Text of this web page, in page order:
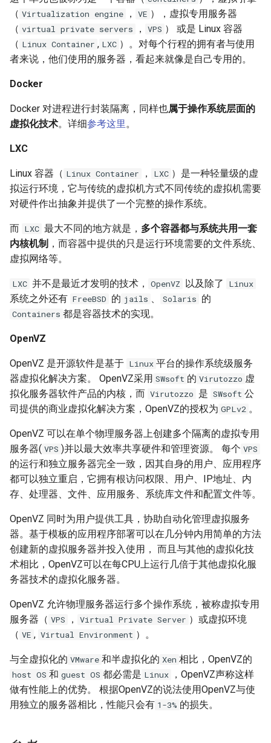
使用 DeepSeek-R1 模型写代
码
本地部署 DeepSeek-R1 模型
Ansible template 模块
Ansible 文件&拷贝模块
Ansible 批量更新 Ubuntu 内核
Docker
如何使用 NPM 安装 VUE 框
架?
Nodejs 包管理器 NPM
jar 命令
sed 命令
测试 php7
diff 与 patch 命令
址
CentOS 7 安装 mongodb
使用 Pecl 安装 mongo驱动
CentOS 7 部署 Tomcat9
Linux系统fstab文件
Samba 配置共享
hostnamectl 命令
parted 命令
CentOS 7 开机运行脚本
CentOS 7 命令自动补齐
Kubernetes 集群-维护节点
Kubernetes 集群-添加节点
Kubernetes 集群-删除节点
Kubernetes 实战-暴露应用
Kubernetes 实战-资源限制
Kubernetes 实战-网络策略
Kubernetes 实战-机密数据
Kubernetes 实战-PV与PVC
Kubernetes 之搭建NFS服务
器
Kubernetes 好伙伴 Rancher
2.x
用
使用 Kubeadm 快速部署K8S
环境
如何迁移 Redmine 到
Docker？
如何使用 Docker-Compose
部署 Django 项目？
如何使用 Docker-Compose
部署 FTP 服务？
如何使用 Docker-Compose
编排 Nodejs 项目？
Flask框架中使用Redis(一)
使用 Python 计算中位数
Mkdocs 谷歌字体加载失败
型？
序？
如何使用 Python 完成 HTML
转 PDF任务？
如何将 Django数据库 从
Sqlite3 迁移到 Mysql？
象的属性？
如何在 Markdown 中使用
如何在 Django 中对上传的图
片重命名？
如何为 Django 应用创建缩略
如何为 Markdown 中的图片设
置 CSS样式？
Markdown富文本编辑器
如何在 Django admin 后台上
传图片文件？
如何获得 Python 的关键字？
Python 简单爬虫示例
同步与异步
TCP 状态统计脚本
awk 示例
tools
Windows Server 2012R2 配置
Hyper-V
XenServer PV模式导致程序
XenServer 虚拟机无法识别全
XenServer 虚拟机无法安装系
统
XenServer 7.0
XenServer 设置虚拟机网络带
宽
XenServer 设置虚拟机开机启
动
Windows Hyper-V 虚拟机未
知设备VMBUS
XenServer 无存储迁移
CloudStack 方向比努力更重
要
IDC应用虚拟化技术计划
13.2
XenServer tapdisk
experienced an error
Windows Server 2008R2 配置
Hyper-V
NFS存储超时导致XenServer
重启
使用
HTTP_X_FORWARDED_FOR
获取客户端IP地址
阿里云SLB HTTP to HTTPS
Nginx 自定义日志
Nginx echo 模块
Nginx if与set指令
Nginx 配置泛域名
响
Nginx 拒绝IP访问
Nginx 列出目录中文件
Nginx HA(Keepalived)
Nginx alias指令
Nginx 持续连接超时时间
Nginx Http基本身份认证
Nginx 设置404页面
Nginx 配置防盗链功能
Nginx 添加模块
Nginx 反向代理与负载均衡
Nginx 配置 SSL
Nginx location指令
Nginx rewrite指令
Nginx gzip 压缩
化系统库
Mysql 存储过程
Postgresql 授权只读用户
命令免密码导出数据
Postgresql 客户端 psql
Mysql容器设置字符集
Mysql容器设置sql_mode模
式
常用 mongo 命令
binary log
Mysql min与max函数
使用xtrabackup恢复rds备份
SQLSTATE 2002 No such file
or directory
Mysql status状态信息
Mysql truncate 清空表数据
Mysql explain 分析慢查询
have equal MySQL server
使用 Shell 批量更改 Mysql表
名
使用 phpMyAdmin 查询
Mysql
页
Ubuntu 安装 virtualbox 5.1
Ubuntu 音频编辑软件 audacity
Ubuntu 安装 xmind
Ubuntu 密码管理软件
keepassx
Remmina 共享文件夹
Ubuntu Grub2没有Windows引
导菜单
Ubuntu 下载工具 uget
Ubuntu 提示boot分区空间不
足
Ubuntu 移除cnnic证书
Ubuntu 光盘制作成ISO文件
连接远程桌面无法复制粘贴
使用SSH隧道访问Gmail
Ubuntu 安装 pip3
Ubuntu 14.04 使用移动4G网络
Ubuntu 14.04 固态磁盘配置
Trim
Remmina 连接VNC远程桌面
如何退出 telnet 会话？
Ubuntu 14.04 安装字体
Ubuntu 使用VMware Player
overflow
使用RIP协议实现桌面到容器
网络通信
NAT网关支持pptp穿透
Cisco 交换机网络设计方案示
例
Cisco 3560X 升级 License
Cisco Command rejected not
allowed on this interface
使用 wireshark 对比 https 与
http 协议
式
iperf 测试网络带宽
VRRP协议与防火墙
Packets Per Second (PPS)
二进制千比特每秒 - Kibps
iptables
防火墙导致 SNMP 故障示例
Cisco 交换机常用命令
Cisco 局域网络设计示例
tcpdump 抓包工具
Jenkins 配置 Gogs webhook
插件
使用 jenkins 与 docker 完成
java 项目持续集成
Maven 入门
部署 Maven
Harbor 仓库自动复制镜像
Harbor Send email failed:501
用Harbor实现容器镜像仓库的
管理和运维
志
Zabbix 监控 Redis 与
Memcache
Zabbix 主机克隆
Zabbix 正则表达式
Zabbix 配置macro变量
Zabbix 监控 Haproxy
Haproxy 状态统计脚本
Haproxy 配置统计 Socket
Haproxy 使用Socat获得统计
数据
Mysql 主从状态监控脚本
Zabbix 监控Mysql主从状态
Zabbix Too Many Processes
使用 CentOS 部署 zabbix监控
Zabbix 设置Agent脚本超时时
间
Zabbix 监控磁盘IO
zabbix_get 采集数据空值
Zabbix Appliance
Zabbix Agent
Git reset 版本回退
Git 钩子
php_codesniffer
Git 版本升级
Git 配置代理
使用git完成程序上线流程
git-shell 禁止git用户登陆系统
MooseFS 2.x 错误信息
MooseFS 2.x 分布式文件系统
部署手册
MegaSAS RAID卡管理程序
固态磁盘检测工具
CentOS Ignoring disk sda
Sysbench IO基准测试
简单RAID磁盘阵列测试
hdparm
AS SSD Benchmark
PCIe SSD磁盘
Linux 配置iSCSI服务器
Windows print 相关命令
Windows Server 2012R2 显示
网络图标
Windows 查看文件的隐藏属
Windows arp 命令
Windows Thin PC
Windows slmgr.vbs 命令
Windows 添加静态路由
Windows 2003 配置ASP环境
使用 Recuva 恢复误删除文件
Windows NAT路由和远程访问
Windows 设置帐户锁定策略
禁止暴力破解
Windows Server 关闭的数据
执行保护(DEP)
Windows Server 2003 配置用
户单会话
Windows diskpart 命令
Windows 动态卷
MySQL安全漏洞 CCVE-2016-
6662
没有VPC的阿里金融云安全
吗？
x-xss x-frame-options strict-
transport-security 保护
动态CDN保护网站与网站加速
Chrome 浏览器 Cookies 插件
Docker漏洞获取宿主机 root权
限
Docker 远程执行命令漏洞
XSS跨站攻击示例
ImageMagick 注入漏洞 CVE-
Markdown 基本语法
如何估算网站RPS峰值？
BIOS
阿里云故障服务不敢恭维
使用CDN为网站加速
HP_DL_160 内存条安装顺序
Postfix Open Relay
Intel XEON L/E/X/W 系列区
测试 iDRAC6(7) 远程控制卡
（ Virtualization engine ， VE ），虚拟专用服务器
（ virtual private servers ， VPS ） 或是 Linux 容器
（ Linux Container , LXC ）。对每个行程的拥有者与使用
者来说，他们使用的服务器，看起来就像是自己专用的。
Docker
Docker 对进程进行封装隔离，同样也属于操作系统层面的
虚拟化技术。详细参考这里。
LXC
Linux 容器（ Linux Container ， LXC ）是一种轻量级的虚
拟运行环境，它与传统的虚拟机方式不同传统的虚拟机需要
对硬件作出抽象并提供了一个完整的操作系统。
而 LXC 最大不同的地方就是， 多个容器都与系统共用一套
内核机制 ，而容器中提供的只是运行环境需要的文件系统、
虚拟网络等。
LXC 并不是最近才发明的技术， OpenVZ 以及除了 Linux
系统之外还有 FreeBSD 的 jails 、 Solaris 的
Containers 都是容器技术的实现。
OpenVZ
OpenVZ 是开源软件是基于 Linux 平台的操作系统级服务
器虚拟化解决方案。 OpenVZ采用 SWsoft 的 Virutozzo 虚
拟化服务器软件产品的内核，而 Virutozzo 是 SWsoft 公
司提供的商业虚拟化解决方案，OpenVZ的授权为 GPLv2 。
OpenVZ 可以在单个物理服务器上创建多个隔离的虚拟专用
服务器( VPS )并以最大效率共享硬件和管理资源。 每个 VPS
的运行和独立服务器完全一致，因其自身的用户、应用程序
都可以独立重启，它拥有根访问权限、用户、IP地址、内
存、处理器、文件、应用服务、系统库文件和配置文件等。
OpenVZ 同时为用户提供工具，协助自动化管理虚拟服务
器。基于模板的应用程序部署可以在几分钟内用简单的方法
创建新的虚拟服务器并投入使用， 而且与其他的虚拟化技
术相比，OpenVZ可以在每CPU上运行几倍于其他虚拟化服
务器技术的虚拟化服务器。
OpenVZ 允许物理服务器运行多个操作系统，被称虚拟专用
服务器（ VPS ， Virtual Private Server ）或虚拟环境
（ VE , Virtual Environment ）。
与全虚拟化的 VMware 和半虚拟化的 Xen 相比，OpenVZ的
host OS 和 guest OS 都必需是 Linux
，OpenVZ声称这样
做有性能上的优势。 根据OpenVZ的说法使用OpenVZ与使
用独立的服务器相比，性能只会有 1-3% 的损失。